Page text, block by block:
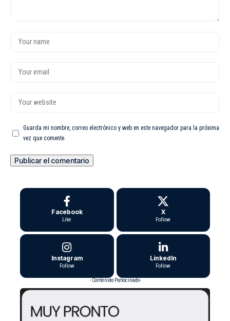
Guarda mi nombre, correo electrónico y web en este navegador para la próxima
vez que comente.
Facebook
Like
X
Follow
Instagram
Follow
LinkedIn
Follow
- Contenido Patrocinado-